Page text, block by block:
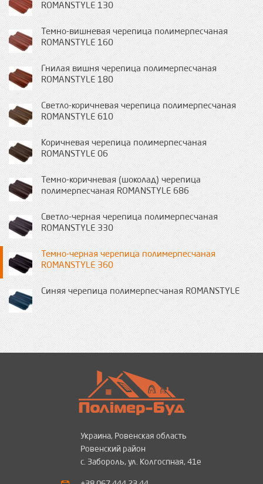
ROMANSTYLE 130
Темно-вишневая черепица полимерпесчаная
ROMANSTYLE 160
Гнилая вишня черепица полимерпесчаная
ROMANSTYLE 180
Светло-коричневая черепица полимерпесчаная
ROMANSTYLE 610
Коричневая черепица полимерпесчаная
ROMANSTYLE 06
Темно-коричневая (шоколад) черепица
полимерпесчаная ROMANSTYLE 686
Светло-черная черепица полимерпесчаная
ROMANSTYLE 330
Темно-черная черепица полимерпесчаная
ROMANSTYLE 360
Синяя черепица полимерпесчаная ROMANSTYLE
Украина, Ровенская область
Ровенский район
с. Забороль, ул. Колгоспная, 41е